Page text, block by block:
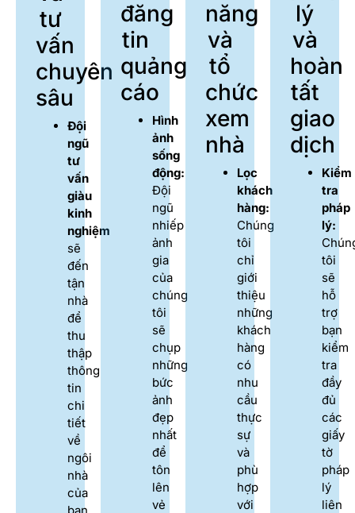
tư
vấn
chuyên
sâu
Đội
ngũ
tư
vấn
giàu
kinh
nghiệm
sẽ
đến
tận
nhà
để
thu
thập
thông
tin
chi
tiết
về
ngôi
nhà
của
đăng
tin
quảng
cáo
Hình
ảnh
sống
động:
Đội
ngũ
nhiếp
ảnh
gia
của
chúng
tôi
sẽ
chụp
những
bức
ảnh
đẹp
nhất
để
tôn
lên
vẻ
năng
và
tổ
chức
xem
nhà
Lọc
khách
hàng:
Chúng
tôi
chỉ
giới
thiệu
những
khách
hàng
có
nhu
cầu
thực
sự
và
phù
hợp
với
lý
và
hoàn
tất
giao
dịch
Kiểm
tra
pháp
lý:
tôi
sẽ
hỗ
trợ
bạn
kiểm
tra
đầy
đủ
các
giấy
tờ
pháp
lý
liên